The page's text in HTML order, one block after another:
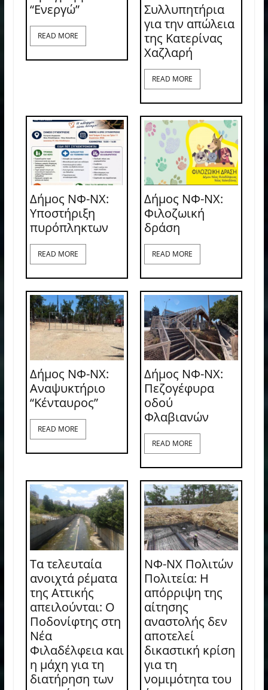
“Ενεργώ”
READ MORE
Συλλυπητήρια
για την απώλεια
της Κατερίνας
Χαζλαρή
READ MORE
Δήμος ΝΦ-ΝΧ:
Υποστήριξη
πυρόπληκτων
READ MORE
Δήμος ΝΦ-ΝΧ:
Φιλοζωική
δράση
READ MORE
Δήμος ΝΦ-ΝΧ:
Αναψυκτήριο
“Κένταυρος”
READ MORE
Δήμος ΝΦ-ΝΧ:
Πεζογέφυρα
οδού
Φλαβιανών
READ MORE
Τα τελευταία
ανοιχτά ρέματα
της Αττικής
απειλούνται: Ο
Ποδονίφτης στη
Νέα
Φιλαδέλφεια και
η μάχη για τη
διατήρηση των
ΝΦ-ΝΧ Πολιτών
Πολιτεία: Η
απόρριψη της
αίτησης
αναστολής δεν
αποτελεί
δικαστική κρίση
για τη
νομιμότητα του